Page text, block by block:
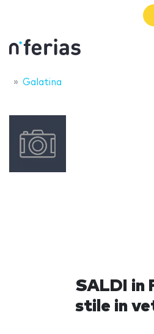
Galatina
SALDI in
stile in